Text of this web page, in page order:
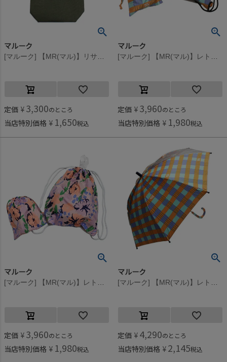
マルーク
[マルーク] 【MR(マル)】リサイクルPETシューズバッグ グリーン(9)
定価 ¥ 3,300のところ
当店特別価格 ¥ 1,650税込
マルーク
[マルーク] 【MR(マル)】レトロフラワー・アートチェックはっ水ナップサック＆コップ袋 オレンジ系(36)
定価 ¥ 3,960のところ
当店特別価格 ¥ 1,980税込
マルーク
[マルーク] 【MR(マル)】レトロフラワー・アートチェックはっ水ナップサック＆コップ袋 ピンク系(26)
定価 ¥ 3,960のところ
当店特別価格 ¥ 1,980税込
マルーク
[マルーク] 【MR(マル)】レトロフラワー・アートチェックアンブレラ オレンジ系(36)
定価 ¥ 4,290のところ
当店特別価格 ¥ 2,145税込